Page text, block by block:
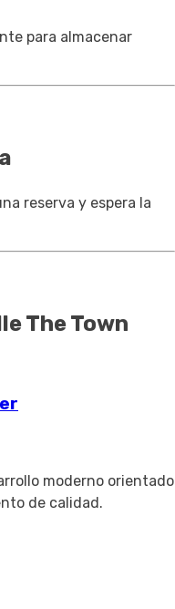
para almacenar
reserva y espera la
The Town
moderno orientado
de calidad.